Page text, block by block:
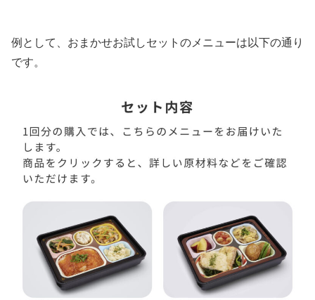
例として、おまかせお試しセットのメニューは以下の通り
です。